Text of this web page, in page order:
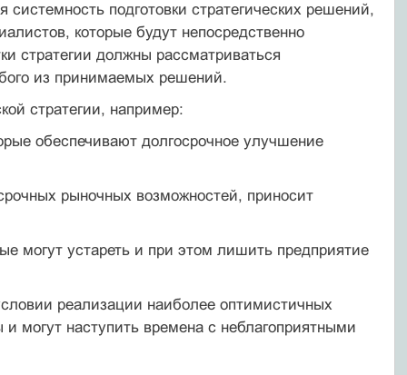
подготовки стратегических решений,
которые будут непосредственно
стратегии должны рассматриваться
из принимаемых решений.
стратегии, например:
обеспечивают долгосрочное улучшение
рыночных возможностей, приносит
могут устареть и при этом лишить предприятие
реализации наиболее оптимистичных
могут наступить времена с неблагоприятными